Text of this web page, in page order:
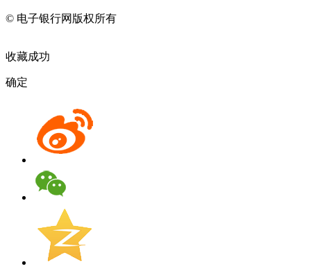
© 电子银行网版权所有
收藏成功
确定